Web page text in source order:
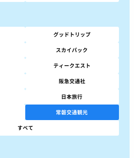
グッドトリップ
スカイパック
ティークエスト
阪急交通社
日本旅行
常磐交通観光
すべて